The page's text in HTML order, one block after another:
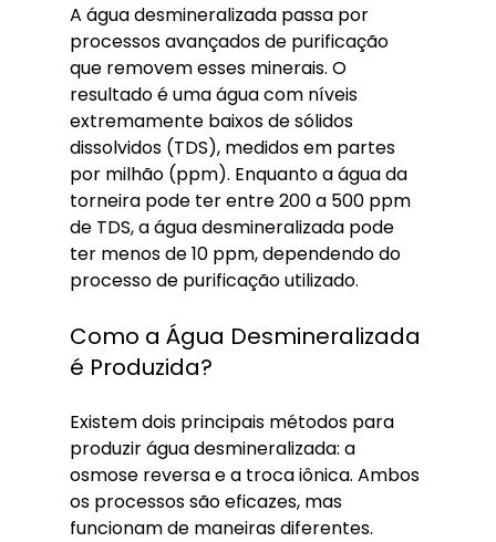
A água desmineralizada passa por
processos avançados de purificação
que removem esses minerais. O
resultado é uma água com níveis
extremamente baixos de sólidos
dissolvidos (TDS), medidos em partes
por milhão (ppm). Enquanto a água da
torneira pode ter entre 200 a 500 ppm
de TDS, a água desmineralizada pode
ter menos de 10 ppm, dependendo do
processo de purificação utilizado.
Como a Água Desmineralizada
é Produzida?
Existem dois principais métodos para
produzir água desmineralizada: a
osmose reversa e a troca iônica. Ambos
os processos são eficazes, mas
funcionam de maneiras diferentes.